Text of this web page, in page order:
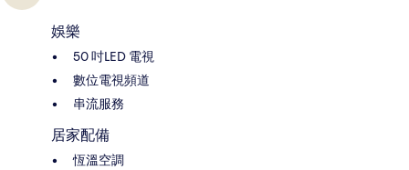
娛樂
50 吋LED 電視
數位電視頻道
串流服務
居家配備
恆溫空調